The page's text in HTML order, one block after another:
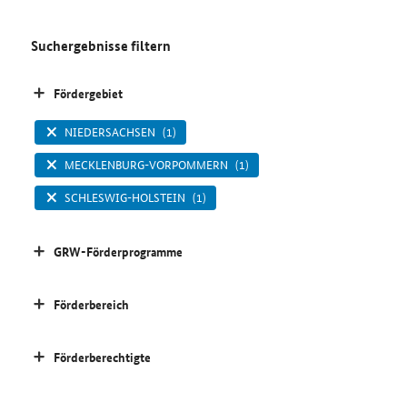
Suchergebnisse filtern
Fördergebiet
NIEDERSACHSEN (1)
MECKLENBURG-VORPOMMERN (1)
SCHLESWIG-HOLSTEIN (1)
GRW-Förderprogramme
Förderbereich
Förderberechtigte